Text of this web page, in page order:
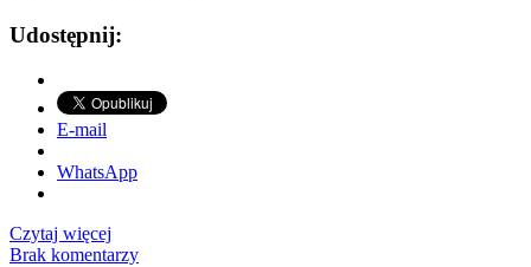
Udostępnij:
E-mail
WhatsApp
Czytaj więcej
Brak komentarzy